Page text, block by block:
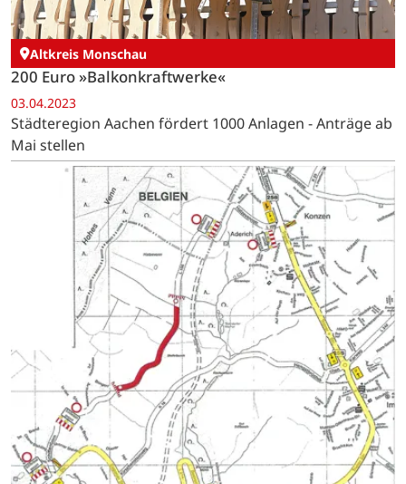
Altkreis Monschau
200 Euro »Balkonkraftwerke«
03.04.2023
Städteregion Aachen fördert 1000 Anlagen - Anträge ab
Mai stellen